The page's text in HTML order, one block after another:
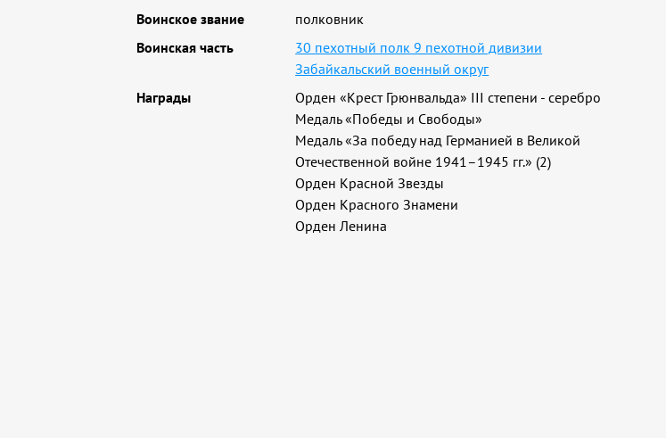
Воинское звание
полковник
Воинская часть
30 пехотный полк 9 пехотной дивизии
Забайкальский военный округ
Награды
Орден «Крест Грюнвальда» III степени - серебро
Медаль «Победы и Свободы»
Медаль «За победу над Германией в Великой
Отечественной войне 1941–1945 гг.» (2)
Орден Красной Звезды
Орден Красного Знамени
Орден Ленина